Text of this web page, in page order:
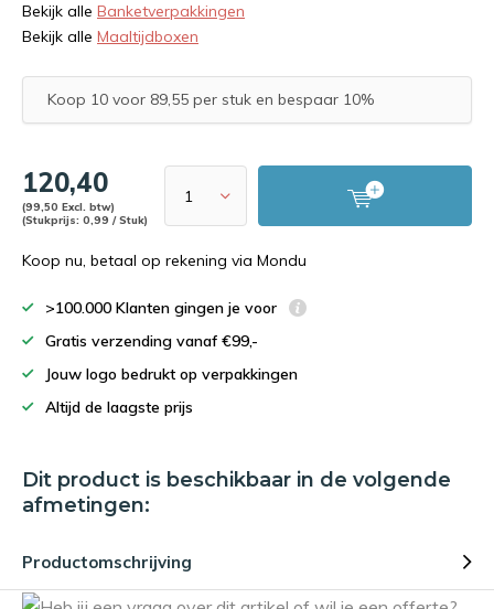
Bekijk alle Banketverpakkingen
Bekijk alle Maaltijdboxen
Koop 10 voor 89,55 per stuk en bespaar 10%
120,40
(99,50 Excl. btw)
(Stukprijs: 0,99 / Stuk)
Koop nu, betaal op rekening via Mondu
>100.000 Klanten gingen je voor
Gratis verzending vanaf €99,-
Jouw logo bedrukt op verpakkingen
Altijd de laagste prijs
Dit product is beschikbaar in de volgende
afmetingen:
Productomschrijving